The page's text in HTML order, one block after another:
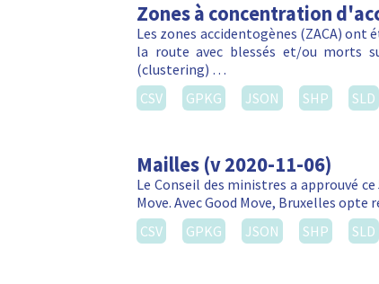
Zones à concentration
Les zones accidentogènes (ZACA) ont
la route avec blessés et/ou morts
(clustering) …
CSV
GPKG JSON SHP SLD
Mailles (v 2020-11-06)
Le Conseil des ministres a approuvé
Move. Avec Good Move, Bruxelles
CSV
GPKG JSON SHP SLD